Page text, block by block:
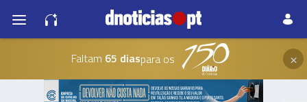
Faltam 65 diaspara os ×